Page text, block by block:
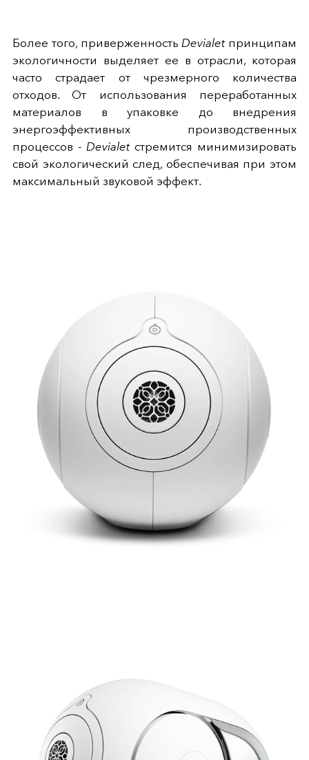
Более того, приверженностьDevialetпринципам
экологичности выделяет ее в отрасли, которая
часто страдает от чрезмерного количества
отходов. От использования переработанных
материалов в упаковке до внедрения
энергоэффективных производственных
процессов - Devialetстремится минимизировать
свой экологический след, обеспечивая при этом
максимальный звуковой эффект.